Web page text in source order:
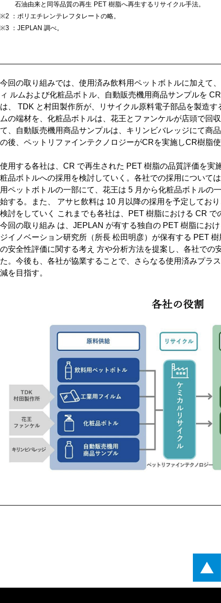
石油由来と同等品質の再生 PET 樹脂へ再生するリサイクル手法。
※2 ：ポリエチレンテレフタレートの略。
※3 ：JEPLAN 調べ。
今回の取り組みでは、使用済み飲料用ペットボトルに加えて
ィ ルムおよび化粧品ボトル、自動販売機用商品サンプルを
は、 TDK と村田製作所が、リサイクル原料電子部品を製造
ムの端材を、化粧品ボトルは、花王とファンケルが店頭で回
て、自動販売機用商品サンプルは、キリンビバレッジにて商
の後、ペットリファインテクノロジーがCRを実施しCR樹脂
使用する各社は、CR で再生された PET 樹脂の品質評価を実
粧品ボトルへの採用を検討していく。各社での採用について
用ペットボトルの一部にて、花王は 5 月から化粧品ボトルの
始する。また、 アサヒ飲料は 10 月以降の採用を予定してお
検討をしていく これまでも各社は、PET 樹脂における CR
今回の取り組み は、JEPLAN が有する独自の PET 樹脂にお
ジイノベーション研究所（所長 松田明彦）が保有する PET
の安全性評価に関する考え 方や分析方法を提案し、各社での
た。今後も、各社が協業することで、さらなる使用済みプラ
減を目指す。